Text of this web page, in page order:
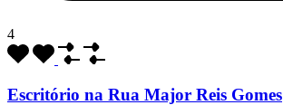
4
Escritório na Rua Major Reis Gomes